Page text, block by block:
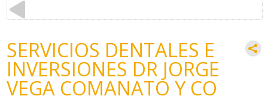
SERVICIOS DENTALES E
INVERSIONES DR JORGE
VEGA COMANATO Y CO